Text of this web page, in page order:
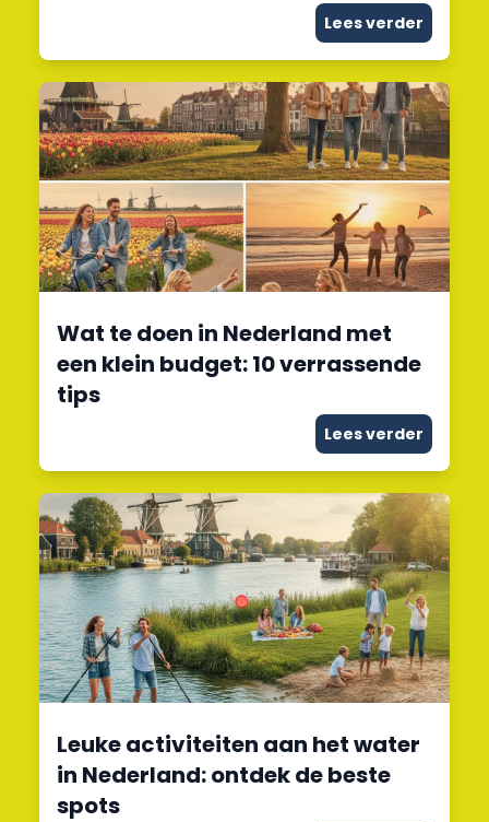
Lees verder
Wat te doen in Nederland met
een klein budget: 10 verrassende
tips
Lees verder
Leuke activiteiten aan het water
in Nederland: ontdek de beste
spots